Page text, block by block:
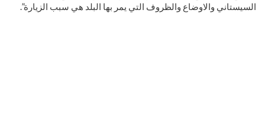
السيستاني والاوضاع والظروف التي يمر بها البلد هي سبب الزيارة”.